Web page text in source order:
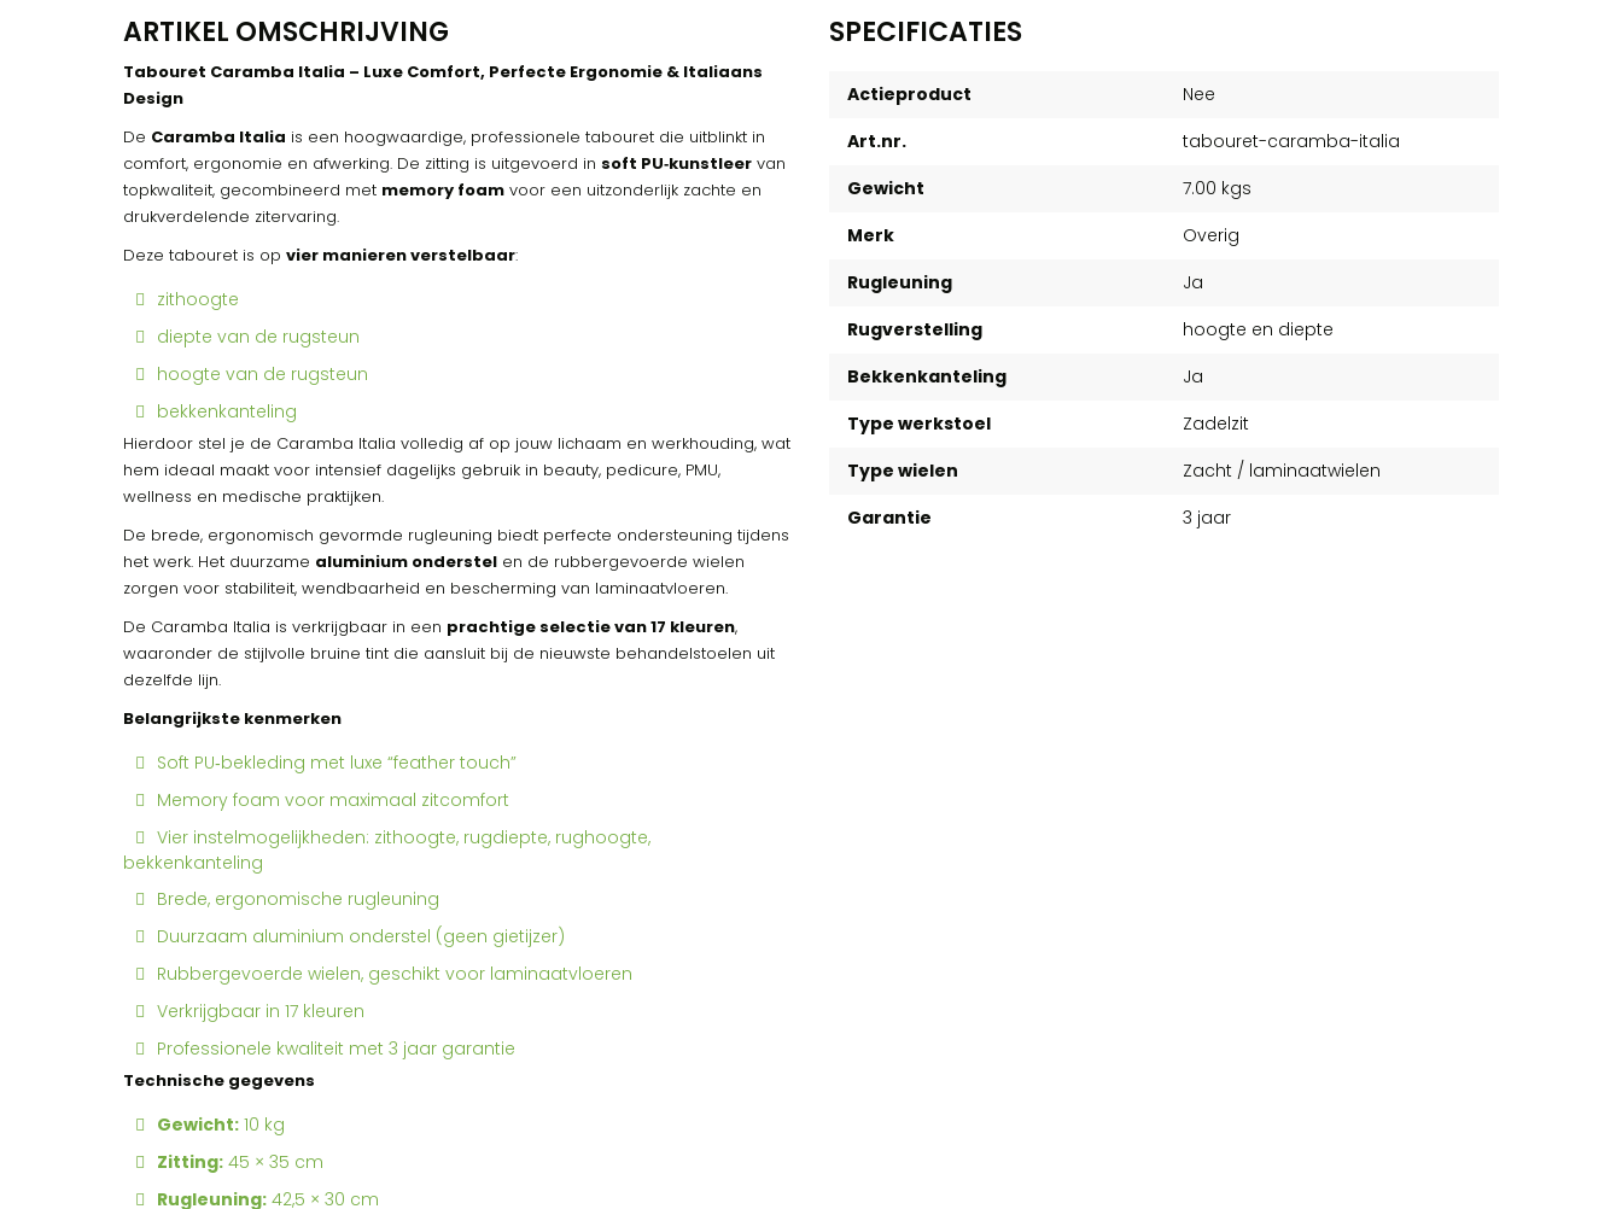
ARTIKEL OMSCHRIJVING
Tabouret Caramba Italia – Luxe Comfort, Perfecte Ergonomie & Italiaans
Design
De Caramba Italia is een hoogwaardige, professionele tabouret die uitblinkt in
comfort, ergonomie en afwerking. De zitting is uitgevoerd in soft PU‑kunstleer van
topkwaliteit, gecombineerd met memory foam voor een uitzonderlijk zachte en
drukverdelende zitervaring.
Deze tabouret is op vier manieren verstelbaar:
zithoogte
diepte van de rugsteun
hoogte van de rugsteun
bekkenkanteling
Hierdoor stel je de Caramba Italia volledig af op jouw lichaam en werkhouding, wat
hem ideaal maakt voor intensief dagelijks gebruik in beauty, pedicure, PMU,
wellness en medische praktijken.
De brede, ergonomisch gevormde rugleuning biedt perfecte ondersteuning tijdens
het werk. Het duurzame aluminium onderstel en de rubbergevoerde wielen
zorgen voor stabiliteit, wendbaarheid en bescherming van laminaatvloeren.
De Caramba Italia is verkrijgbaar in een prachtige selectie van 17 kleuren,
waaronder de stijlvolle bruine tint die aansluit bij de nieuwste behandelstoelen uit
dezelfde lijn.
Belangrijkste kenmerken
Soft PU‑bekleding met luxe “feather touch”
Memory foam voor maximaal zitcomfort
Vier instelmogelijkheden: zithoogte, rugdiepte, rughoogte,
bekkenkanteling
Brede, ergonomische rugleuning
Duurzaam aluminium onderstel (geen gietijzer)
Rubbergevoerde wielen, geschikt voor laminaatvloeren
Verkrijgbaar in 17 kleuren
Professionele kwaliteit met 3 jaar garantie
Technische gegevens
Gewicht: 10 kg
Zitting: 45 × 35 cm
Rugleuning: 42,5 × 30 cm
SPECIFICATIES
Actieproduct
Nee
Art.nr.
tabouret-caramba-italia
Gewicht
7.00 kgs
Merk
Overig
Rugleuning
Ja
Rugverstelling
hoogte en diepte
Bekkenkanteling
Ja
Type werkstoel
Zadelzit
Type wielen
Zacht / laminaatwielen
Garantie
3 jaar